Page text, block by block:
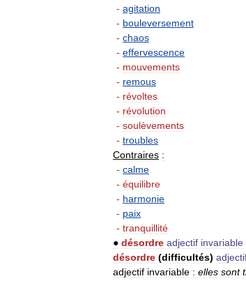
- agitation
- bouleversement
- chaos
- effervescence
- mouvements
- remous
- révoltes
- révolution
- soulèvements
- troubles
Contraires :
- calme
- équilibre
- harmonie
- paix
- tranquillité
● désordre adjectif invariable
désordre (difficultés)
adjectif invariable : elles sont